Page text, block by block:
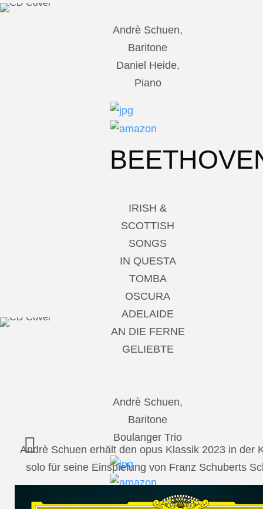
Andrè Schuen,
Baritone
Daniel Heide,
Piano
IRISH &
SCOTTISH
SONGS
IN QUESTA
TOMBA
OSCURA
ADELAIDE
AN DIE FERNE
GELIEBTE
Andrè Schuen,
Baritone
Boulanger Trio
Andrè Schuen erhält den opus Klassik 2023 in der
solo für seine Einspielung von Franz Schuberts